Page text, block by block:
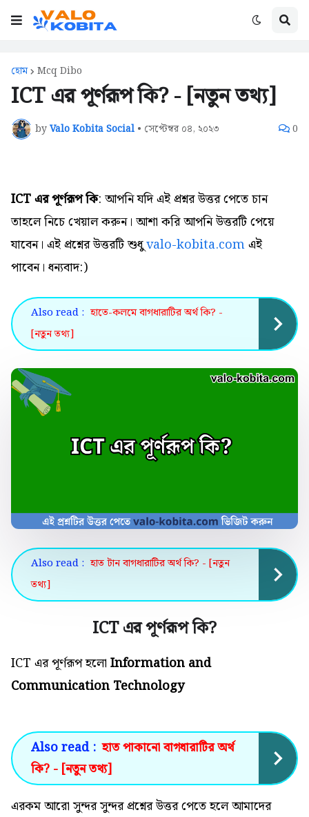
হোম Mcq Dibo
ICT এর পূর্ণরূপ কি? - [নতুন তথ্য]
byValo Kobita Social • সেপ্টেম্বর ০৪, ২০২৩ 0
ICT এর পূর্ণরূপ কি: আপনি যদি এই প্রশ্নর উত্তর পেতে চান
তাহলে নিচে খেয়াল করুন। আশা করি আপনি উত্তরটি পেয়ে
যাবেন। এই প্রশ্নের উত্তরটি শুধুvalo-kobita.comএই
পাবেন। ধন্যবাদ:)
Also read : হাতে-কলমে বাগধারাটির অর্থ কি? -
[নতুন তথ্য]
Also read : হাত টান বাগধারাটির অর্থ কি? - [নতুন
তথ্য]
ICT এর পূর্ণরূপ কি?
ICT এর পূর্ণরূপ হলো Information and
Communication Technology
Also read : হাত পাকানো বাগধারাটির অর্থ
কি? - [নতুন তথ্য]
এরকম আরো সুন্দর সুন্দর প্রশ্নের উত্তর পেতে হলে আমাদের